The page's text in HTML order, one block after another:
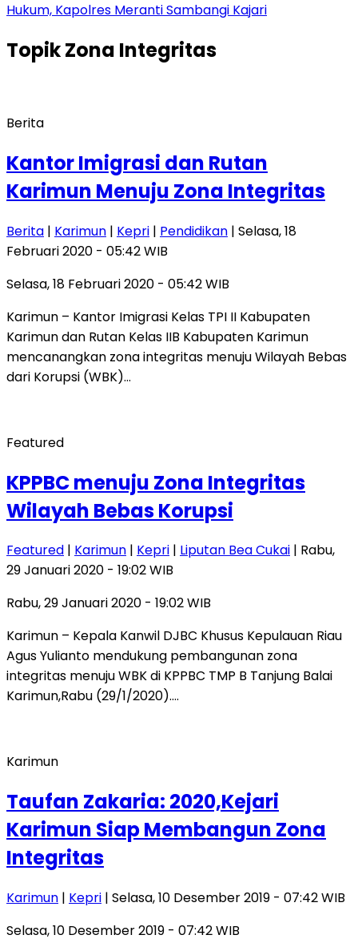
Hukum, Kapolres Meranti Sambangi Kajari
TopikZona Integritas
Berita
Kantor Imigrasi dan Rutan
Karimun Menuju Zona Integritas
Berita | Karimun | Kepri | Pendidikan | Selasa, 18
Februari 2020 - 05:42 WIB
Selasa, 18 Februari 2020 - 05:42 WIB
Karimun – Kantor Imigrasi Kelas TPI II Kabupaten
Karimun dan Rutan Kelas IIB Kabupaten Karimun
mencanangkan zona integritas menuju Wilayah Bebas
dari Korupsi (WBK)…
Featured
KPPBC menuju Zona Integritas
Wilayah Bebas Korupsi
Featured | Karimun | Kepri | Liputan Bea Cukai | Rabu,
29 Januari 2020 - 19:02 WIB
Rabu, 29 Januari 2020 - 19:02 WIB
Karimun – Kepala Kanwil DJBC Khusus Kepulauan Riau
Agus Yulianto mendukung pembangunan zona
integritas menuju WBK di KPPBC TMP B Tanjung Balai
Karimun,Rabu (29/1/2020)….
Karimun
Taufan Zakaria: 2020,Kejari
Karimun Siap Membangun Zona
Integritas
Karimun | Kepri | Selasa, 10 Desember 2019 - 07:42 WIB
Selasa, 10 Desember 2019 - 07:42 WIB